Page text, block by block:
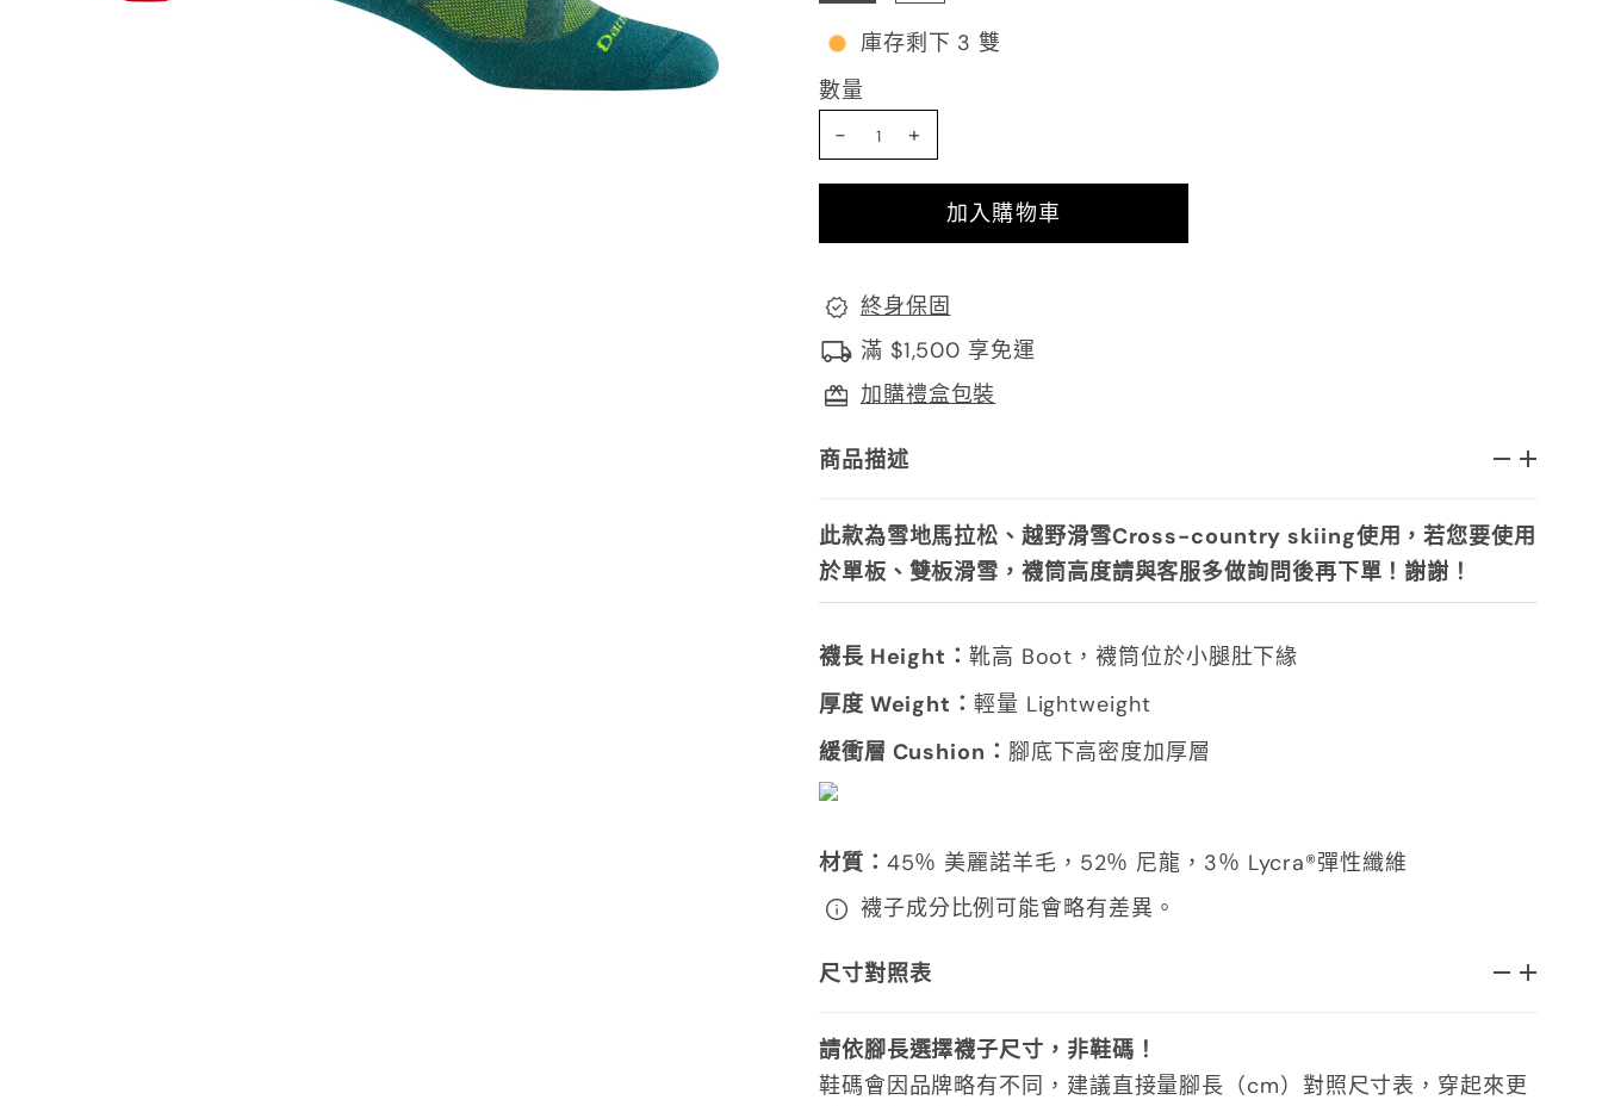
庫存剩下 3 雙
數量
-
+
終身保固
滿 $1,500 享免運
加購禮盒包裝
商品描述
此款為雪地馬拉松、越野滑雪Cross-country skiing使用，若您要使用
於單板、雙板滑雪，襪筒高度請與客服多做詢問後再下單！謝謝！
襪長 Height： 靴高 Boot， 襪筒位於小腿肚下緣
厚度 Weight： 輕量 Lightweight
緩衝層 Cushion： 腳底下高密度加厚層
材質 ： 45％ 美麗諾羊毛，52％ 尼龍，3％ Lycra®彈性纖維
襪子成分比例可能會略有差異。
尺寸對照表
請依腳長選擇襪子尺寸，非鞋碼！
鞋碼會因品牌略有不同，建議直接量腳長（cm）對照尺寸表，穿起來更